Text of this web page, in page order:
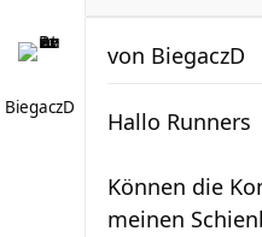
BiegaczD
von BiegaczD
Hallo Runners
Können die
meinen